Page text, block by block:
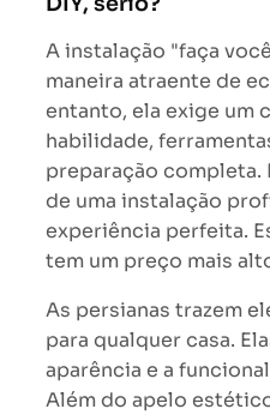
A instalação "faça
maneira atraente de
entanto, ela exige um
habilidade,
preparação completa.
de uma instalação
experiência perfeita.
tem um preço mais
As persianas trazem
para qualquer casa.
aparência e a
Além do apelo